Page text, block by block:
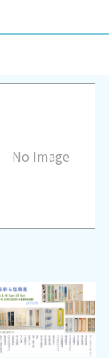
No Image